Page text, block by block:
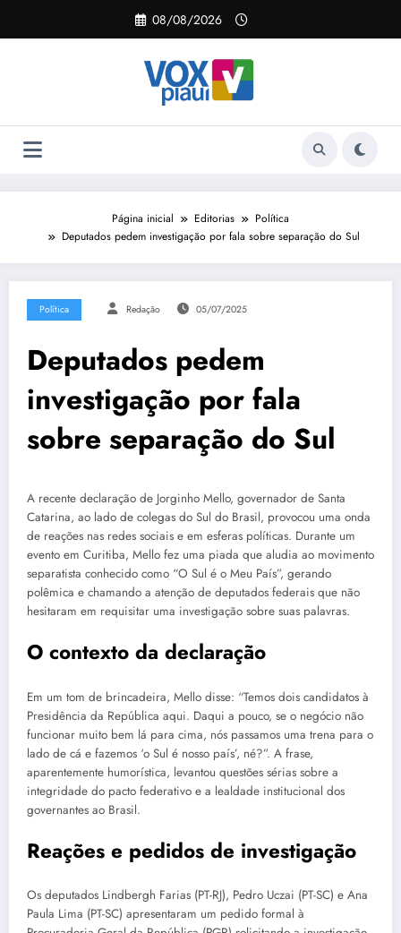
o
08/08/2026
Página inicial Editorias
Política
Deputados pedem investigação por fala sobre separação do Sul
Política Redação 05/07/2025
Deputados pedem
investigação por fala
sobre separação do Sul
A recente declaração de Jorginho Mello, governador de Santa
Catarina, ao lado de colegas do Sul do Brasil, provocou uma onda
de reações nas redes sociais e em esferas políticas. Durante um
evento em Curitiba, Mello fez uma piada que aludia ao movimento
separatista conhecido como “O Sul é o Meu País”, gerando
polêmica e chamando a atenção de deputados federais que não
hesitaram em requisitar uma investigação sobre suas palavras.
O contexto da declaração
Em um tom de brincadeira, Mello disse: “Temos dois candidatos à
Presidência da República aqui. Daqui a pouco, se o negócio não
funcionar muito bem lá para cima, nós passamos uma trena para o
lado de cá e fazemos ‘o Sul é nosso país’, né?”. A frase,
aparentemente humorística, levantou questões sérias sobre a
integridade do pacto federativo e a lealdade institucional dos
governantes ao Brasil.
Reações e pedidos de investigação
Os deputados Lindbergh Farias (PT-RJ), Pedro Uczai (PT-SC) e Ana
Paula Lima (PT-SC) apresentaram um pedido formal à